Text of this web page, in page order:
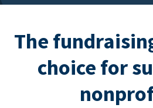
The
choice for